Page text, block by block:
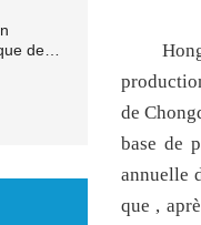
de
base de
annuelle
que ,
de
en
de